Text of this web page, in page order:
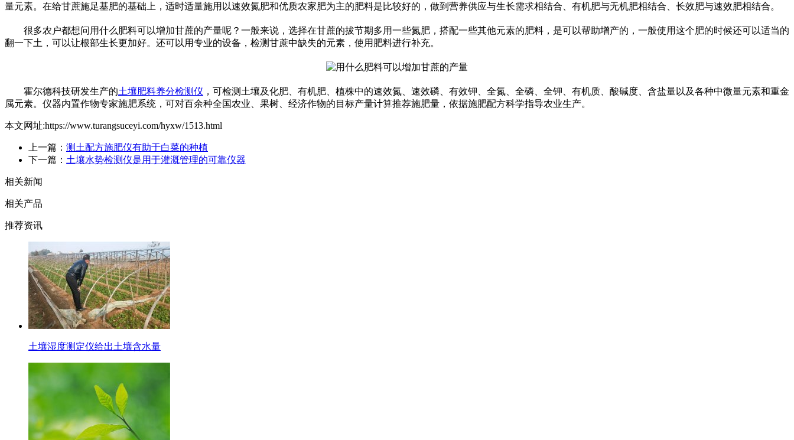
量元素。在给甘蔗施足基肥的基础上，适时适量施用以速效氮肥和优质农家肥为主的肥料是比较好的，做到营养供应与生长需求相结合、有机肥与无机肥相结合、长效肥与速效肥相结合。
很多农户都想问用什么肥料可以增加甘蔗的产量呢？一般来说，选择在甘蔗的拔节期多用一些氮肥，搭配一些其他元素的肥料，是可以帮助增产的，一般使用这个肥的时候还可以适当的
翻一下土，可以让根部生长更加好。还可以用专业的设备，检测甘蔗中缺失的元素，使用肥料进行补充。
霍尔德科技研发生产的土壤肥料养分检测仪 ，可检测土壤及化肥、有机肥、植株中的速效氮、速效磷、有效钾、全氮、全磷、全钾、有机质、酸碱度、含盐量以及各种中微量元素和重金
属元素。仪器内置作物专家施肥系统，可对百余种全国农业、果树、经济作物的目标产量计算推荐施肥量，依据施肥配方科学指导农业生产。
本文网址:https://www.turangsuceyi.com/hyxw/1513.html
上一篇： 测土配方施肥仪有助于白菜的种植
下一篇： 土壤水势检测仪是用于灌溉管理的可靠仪器
相关新闻
相关产品
推荐资讯
土壤湿度测定仪给出土壤含水量